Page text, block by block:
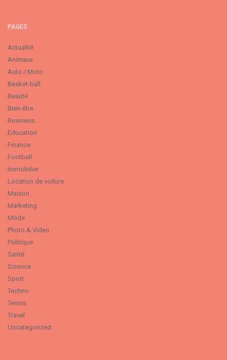
PAGES
Actualité
Animaux
Auto / Moto
Basket-ball
Beauté
Bien-être
Business
Education
Finance
Football
Immobilier
Location de voiture
Maison
Marketing
Mode
Photo & Video
Politique
Santé
Science
Sport
Techno
Tennis
Travel
Uncategorized